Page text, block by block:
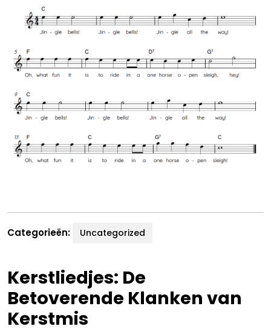
Categorieën: Uncategorized
Kerstliedjes: De
Betoverende Klanken van
Kerstmis